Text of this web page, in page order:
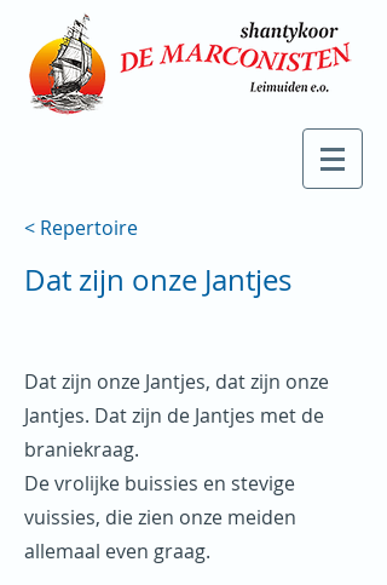
< Repertoire
Dat zijn onze Jantjes
Dat zijn onze Jantjes, dat zijn onze
Jantjes. Dat zijn de Jantjes met de
braniekraag.
De vrolijke buissies en stevige
vuissies, die zien onze meiden
allemaal even graag.